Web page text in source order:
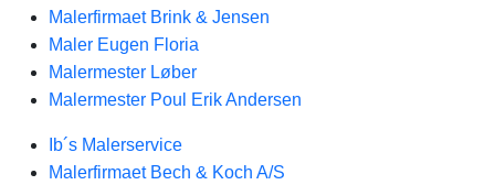
Malerfirmaet Brink & Jensen
Maler Eugen Floria
Malermester Løber
Malermester Poul Erik Andersen
Ib´s Malerservice
Malerfirmaet Bech & Koch A/S